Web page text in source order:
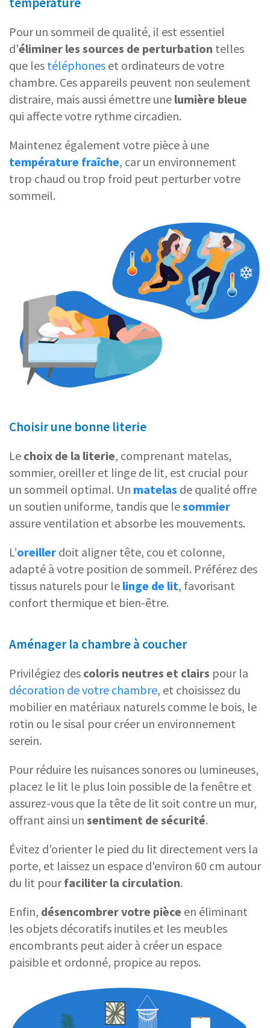
Pour un sommeil de qualité, il est essentiel
d'éliminer les sources de perturbation telles
que les téléphones et ordinateurs de votre
chambre. Ces appareils peuvent non seulement
distraire, mais aussi émettre une lumière bleue
qui affecte votre rythme circadien.
Maintenez également votre pièce à une
température fraîche, car un environnement
trop chaud ou trop froid peut perturber votre
sommeil.
Choisir une bonne literie
Le choix de la literie, comprenant matelas,
sommier, oreiller et linge de lit, est crucial pour
un sommeil optimal. Un matelas de qualité offre
un soutien uniforme, tandis que lesommier
assure ventilation et absorbe les mouvements.
L’oreiller doit aligner tête, cou et colonne,
adapté à votre position de sommeil. Préférez des
tissus naturels pour le linge de lit, favorisant
confort thermique et bien-être.
Aménager la chambre à coucher
Privilégiez des coloris neutres et clairs pour la
décoration de votre chambre, et choisissez du
mobilier en matériaux naturels comme le bois, le
rotin ou le sisal pour créer un environnement
serein.
Pour réduire les nuisances sonores ou lumineuses,
placez le lit le plus loin possible de la fenêtre et
assurez-vous que la tête de lit soit contre un mur,
offrant ainsi un sentiment de sécurité.
Évitez d'orienter le pied du lit directement vers la
porte, et laissez un espace d'environ 60 cm autour
du lit pourfaciliter la circulation.
Enfin, désencombrer votre pièce en éliminant
les objets décoratifs inutiles et les meubles
encombrants peut aider à créer un espace
paisible et ordonné, propice au repos.